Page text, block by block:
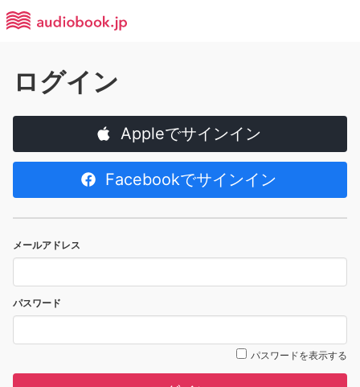
ログイン
Appleでサインイン
Facebookでサインイン
メールアドレス
パスワード
パスワードを表示する